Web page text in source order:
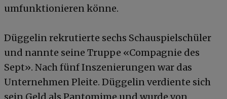
umfunktionieren könne.
Düggelin rekrutierte sechs Schauspielschüler
und nannte seine Truppe «Compagnie des
Sept». Nach fünf Inszenierungen war das
Unternehmen Pleite. Düggelin verdiente sich